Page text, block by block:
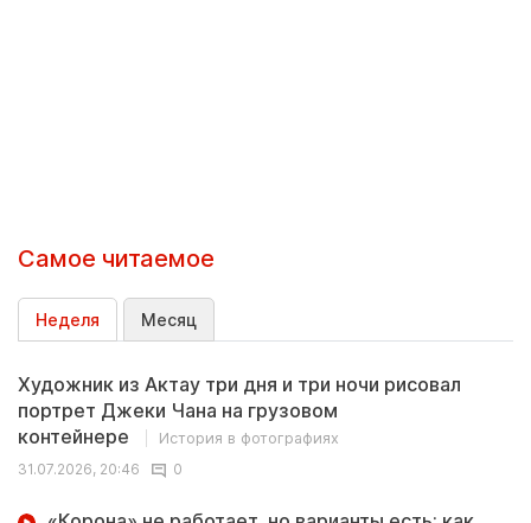
Самое читаемое
Неделя Месяц
Художник из Актау три дня и три ночи рисовал
портрет Джеки Чана на грузовом
контейнере
История в фотографиях
31.07.2026, 20:46
0